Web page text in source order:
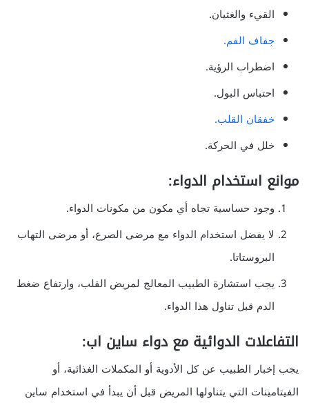
القيء والغثيان.
جفاف الفم.
اضطراب الرؤية.
احتباس البول.
خفقان القلب.
خلل في الحركة.
موانع استخدام الدواء:
وجود حساسية تجاه أي مكون من مكونات الدواء.
لا يفضل استخدام الدواء مع مرضى الصرع، أو مرضى التهاب
البروستاتا.
يجب استشارة الطبيب المعالج لمريض القلب، وارتفاع ضغط
الدم قبل تناول هذا الدواء.
التفاعلات الدوائية مع دواء ساين اب:
يجب إخبار الطبيب عن كل الأدوية أو المكملات الغذائية، أو
الفيتامينات التي يتناولها المريض قبل أن يبدأ في استخدام ساين